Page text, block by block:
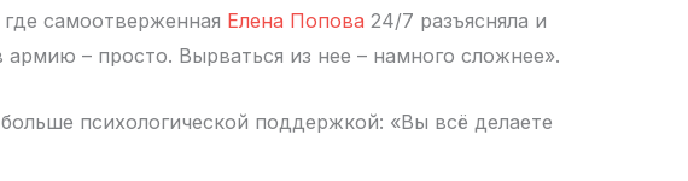
самоотверженная Елена Попова 24/7 разъясняла и
армию – просто. Вырваться из нее – намного сложнее».
психологической поддержкой: «Вы всё делаете